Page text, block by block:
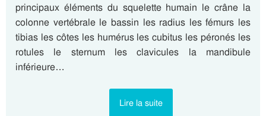
principaux éléments du squelette humain le crâne la
colonne vertébrale le bassin les radius les fémurs les
tibias les côtes les humérus les cubitus les péronés les
rotules le sternum les clavicules la mandibule
inférieure…
Lire la suite